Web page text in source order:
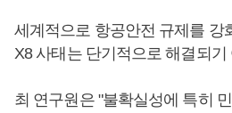
세계적으로 항공안전 규제를 강
X8 사태는 단기적으로 해결되
최 연구원은 "불확실성에 특히